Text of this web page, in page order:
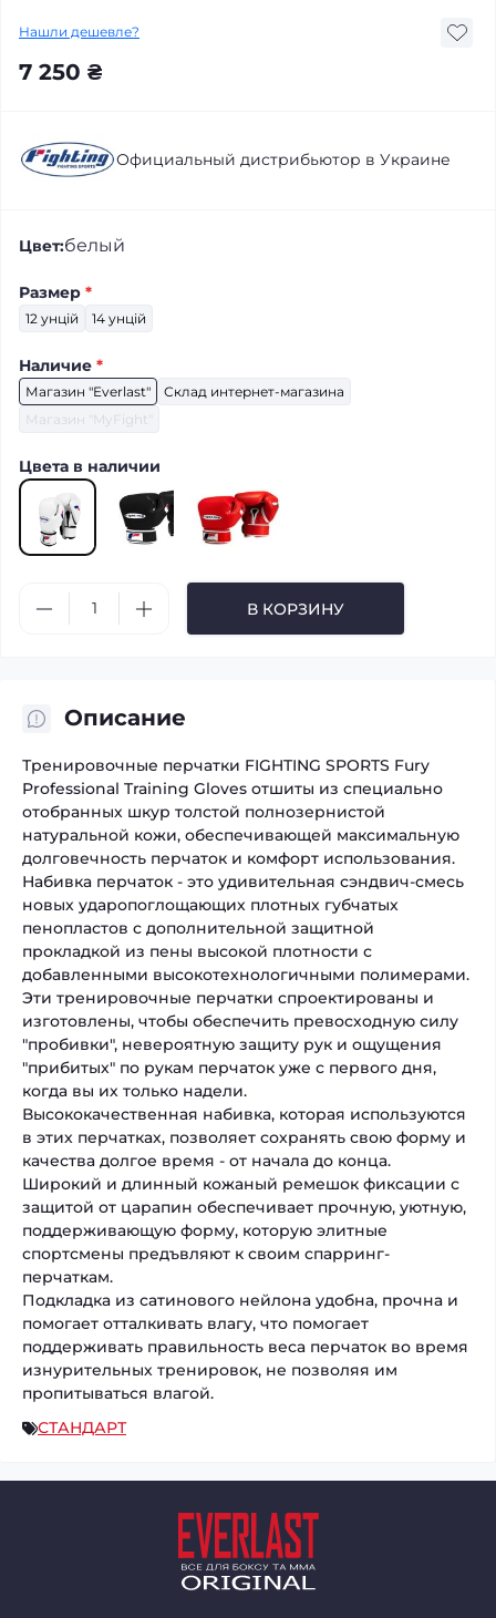
Нашли дешевле?
7 250 ₴
Официальный дистрибьютор в Украине
Цвет:белый
Размер *
12 унцій 14 унцій
Наличие *
Магазин "Everlast"
Склад интернет-магазина
Магазин "MyFight"
Цвета в наличии
В КОРЗИНУ
Описание
Тренировочные перчатки FIGHTING SPORTS Fury
Professional Training Gloves отшиты из специально
отобранных шкур толстой полнозернистой
натуральной кожи, обеспечивающей максимальную
долговечность перчаток и комфорт использования.
Набивка перчаток - это удивительная сэндвич-смесь
новых ударопоглощающих плотных губчатых
пенопластов с дополнительной защитной
прокладкой из пены высокой плотности с
добавленными высокотехнологичными полимерами.
Эти тренировочные перчатки спроектированы и
изготовлены, чтобы обеспечить превосходную силу
"пробивки", невероятную защиту рук и ощущения
"прибитых" по рукам перчаток уже с первого дня,
когда вы их только надели.
Высококачественная набивка, которая используются
в этих перчатках, позволяет сохранять свою форму и
качества долгое время - от начала до конца.
Широкий и длинный кожаный ремешок фиксации с
защитой от царапин обеспечивает прочную, уютную,
поддерживающую форму, которую элитные
спортсмены предъвляют к своим спарринг-
перчаткам.
Подкладка из сатинового нейлона удобна, прочна и
помогает отталкивать влагу, что помогает
поддерживать правильность веса перчаток во время
изнурительных тренировок, не позволяя им
пропитываться влагой.
СТАНДАРТ